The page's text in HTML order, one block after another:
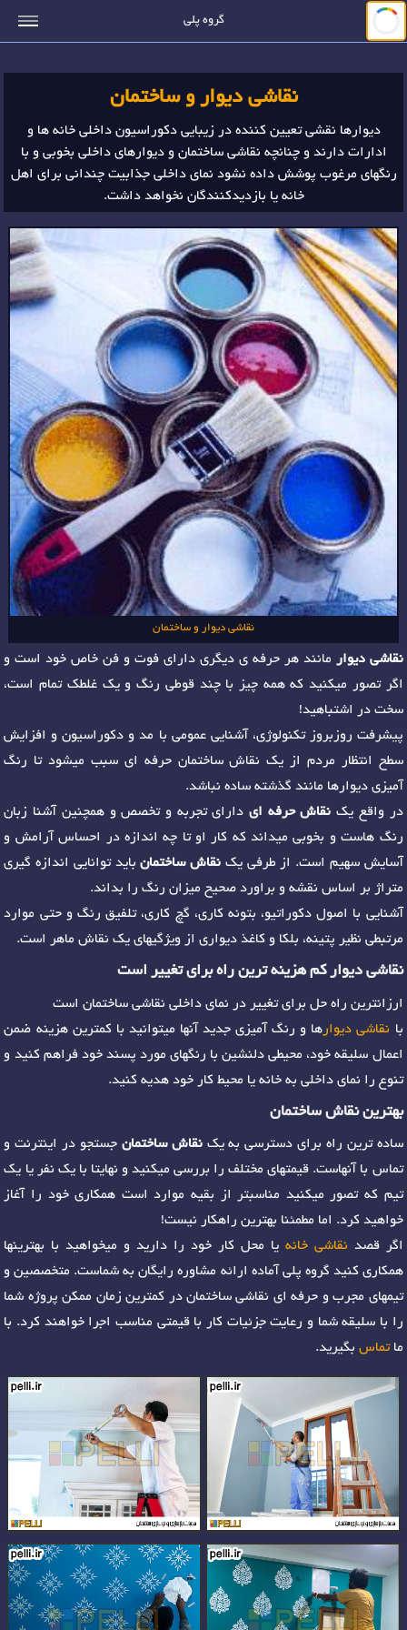
گروه پلی
نقاشی دیوار و ساختمان
دیوارها نقشی تعیین کننده در زیبایی دکوراسیون داخلی خانه ها و
ادارات دارند و چنانچه نقاشی ساختمان و دیوارهای داخلی بخوبی و با
رنگهای مرغوب پوشش داده نشود نمای داخلی جذابیت چندانی برای اهل
خانه یا بازدیدکنندگان نخواهد داشت.
نقاشی دیوار و ساختمان
نقاشی دیوار مانند هر حرفه ی دیگری دارای فوت و فن خاص خود است و
اگر تصور میکنید که همه چیز با چند قوطی رنگ و یک غلطک تمام است،
سخت در اشتباهید!
پیشرفت روزبروز تکنولوژی، آشنایی عمومی با مد و دکوراسیون و افزایش
سطح انتظار مردم از یک نقاش ساختمان حرفه ای سبب میشود تا رنگ
آمیزی دیوارها مانند گذشته ساده نباشد.
در واقع یک نقاش حرفه ایدارای تجربه و تخصص و همچنین آشنا زبان
رنگ هاست و بخوبی میداند که کار او تا چه اندازه در احساس آرامش و
آسایش سهیم است. از طرفی یک نقاش ساختمانباید توانایی اندازه گیری
متراژ بر اساس نقشه و براورد صحیح میزان رنگ را بداند.
آشنایی با اصول دکوراتیو، بتونه کاری، گچ کاری، تلفیق رنگ و حتی موارد
مرتبطی نظیر پتینه، بلکا و کاغذ دیواری از ویژگیهای یک نقاش ماهر است.
نقاشی دیوار کم هزینه ترین راه برای تغییر است
ارزانترین راه حل برای تغییر در نمای داخلی نقاشی ساختمان است
با نقاشی دیوار ها و رنگ آمیزی جدید آنها میتوانید با کمترین هزینه ضمن
اعمال سلیقه خود، محیطی دلنشین با رنگهای مورد پسند خود فراهم کنید و
تنوع را نمای داخلی به خانه یا محیط کار خود هدیه کنید.
بهترین نقاش ساختمان
ساده ترین راه برای دسترسی به یکنقاش ساختمان جستجو در اینترنت و
تماس با آنهاست. قیمتهای مختلف را بررسی میکنید و نهایتا با یک نفر یا یک
تیم که تصور میکنید مناسبتر از بقیه موارد است همکاری خود را آغاز
خواهید کرد. اما مطمئنا بهترین راهکار نیست!
اگر قصد نقاشی خانه یا محل کار خود را دارید و میخواهید با بهترینها
همکاری کنید گروه پلی آماده ارائه مشاوره رایگان به شماست. متخصصین و
تیمهای مجرب و حرفه ای نقاشی ساختمان در کمترین زمان ممکن پروژه شما
را با سلیقه شما و رعایت جزئیات کار با قیمتی مناسب اجرا خواهند کرد. با
ماتماس بگیرید.